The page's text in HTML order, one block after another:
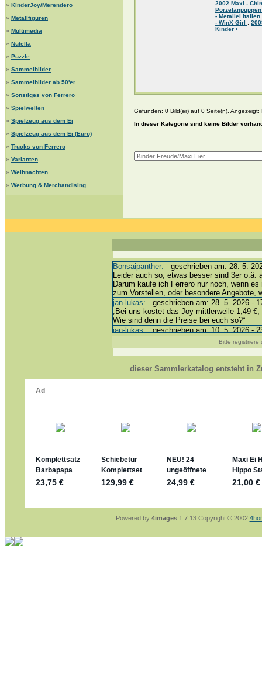
» KinderJoy/Merendero
» Metallfiguren
» Multimedia
» Nutella
» Puzzle
» Sammelbilder
» Sammelbilder ab 50'er
» Sonstiges von Ferrero
» Spielwelten
» Spielzeug aus dem Ei
» Spielzeug aus dem Ei (Euro)
» Trucks von Ferrero
» Varianten
» Weihnachten
» Werbung & Merchandising
2002 Maxi -
- Metallei Italien
- WinX Girl
Kinder •
Gefunden: 0 Bild(er) auf 0 Seite(n). Angezeigt:
In dieser Kategorie sind keine Bilder
Bonsaipanther: geschrieben am: 28. 5.
Leider auch so, etwas besser sind 3er o.ä.
Darum kaufe ich Ferrero nur noch, wenn
zum Vorstellen, oder besondere Angebote,
jan-lukas: geschrieben am: 28. 5. 2026 -
„Bei uns kostet das Joy mittlerweile 1,49
Wie sind denn die Preise bei euch so?“
jan-lukas:geschrieben am: 10. 5. 2026 -
Bonsaipanther:geschrieben am: 10. 5.
@ Harald
https://www.ue-ei-portal-
Dein Enkel sollte zur Strafe die nächsten
jan-lukas:
geschrieben am: 29. 4. 2026 -
https://www.ferrero-
stimmt, jetzt fällt es mir auch ein
*Bussi*
Bonsaipanther:
geschrieben am: 28. 4.
So habe ich das in Erinnerung ... oder?
jan-lukas:geschrieben am: 28. 4. 2026 -
Bitte registriere
dieser Sammlerkatalog entsteht in
Powered by 4images1.7.13 Copyright © 2002